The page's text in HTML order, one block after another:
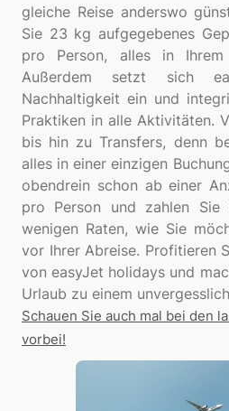
gleiche Reise anderswo
Sie 23 kg aufgegebenes
pro Person, alles in Ihrem
Außerdem setzt sich
Nachhaltigkeit ein und
Praktiken in alle Aktivitäten.
bis hin zu Transfers, denn
alles in einer einzigen
obendrein schon ab einer
pro Person und zahlen
wenigen Raten, wie Sie
vor Ihrer Abreise. Profitieren
von easyJet holidays und
Schauen Sie auch mal bei den
vorbei!